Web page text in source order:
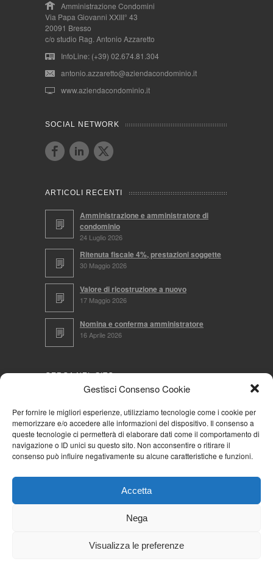
Gestisci Consenso Cookie
Per fornire le migliori esperienze, utilizziamo tecnologie come i cookie per
memorizzare e/o accedere alle informazioni del dispositivo. Il consenso a
queste tecnologie ci permetterà di elaborare dati come il comportamento di
navigazione o ID unici su questo sito. Non acconsentire o ritirare il
consenso può influire negativamente su alcune caratteristiche e funzioni.
Accetta
Nega
Visualizza le preferenze
Amministrazione Condomini
Via Papa Giovanni XXIII° 43
20091 Bresso
c/o studio Rag. Antonio Azzaretto
InfoLine: (+39) 02.674.81.304
antonio.azzaretto@aziendacondominio.it
www.aziendacondominio.it
SOCIAL NETWORK
ARTICOLI RECENTI
Amministrazione e amministratore di
condominio
24 Luglio 2026
Ritenuta fiscale 4%, prestazioni soggette
30 Maggio 2026
Valore di ricostruzione a nuovo
17 Maggio 2026
Nomina e conferma amministratore
16 Aprile 2026
CERCA NEL SITO
NAVIGA PER
Mappa completa
Cookie Policy (UE)
Iscriviti alla Community AziendaCondominio